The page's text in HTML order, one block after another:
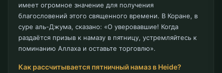
имеет огромное значение для получения
благословений этого священного времени. В Коране, в
суре аль-Джума, сказано: «О уверовавшие! Когда
раздаётся призыв к намазу в пятницу, устремляйтесь к
поминанию Аллаха и оставьте торговлю».
Как рассчитывается пятничный намаз в Heide?